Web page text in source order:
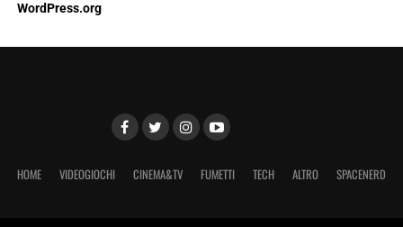
WordPress.org
HOME VIDEOGIOCHI CINEMA&TV FUMETTI TECH ALTRO SPACENERD